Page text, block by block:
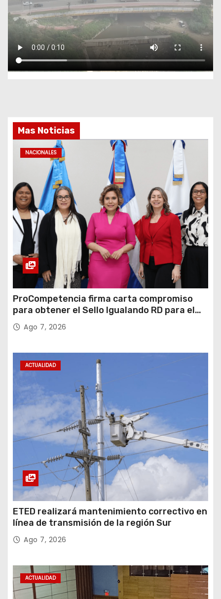
Mas Noticias
NACIONALES
ProCompetencia firma carta compromiso
para obtener el Sello Igualando RD para el
Sector Público
Ago 7, 2026
ACTUALIDAD
ETED realizará mantenimiento correctivo en
línea de transmisión de la región Sur
Ago 7, 2026
ACTUALIDAD